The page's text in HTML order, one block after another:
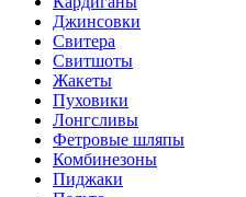
Джинсовки
Свитера
Свитшоты
Жакеты
Пуховики
Лонгсливы
Фетровые шляпы
Комбинезоны
Пиджаки